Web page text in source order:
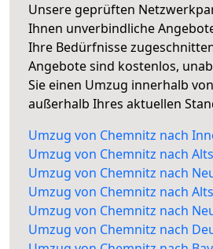
Unsere geprüften
Ihnen unverbindliche
Ihre Bedürfnisse
Angebote sind kostenlos,
Sie einen Umzug innerhalb
außerhalb Ihres aktuellen
Umzug von Chemnitz nach
Umzug von Chemnitz nach
Umzug von Chemnitz nach
Umzug von Chemnitz nach
Umzug von Chemnitz nach
Umzug von Chemnitz nach